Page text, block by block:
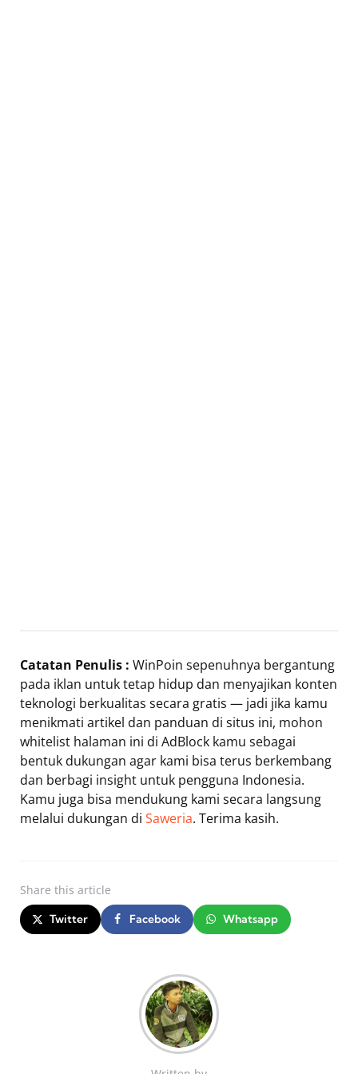
Catatan Penulis : WinPoin sepenuhnya bergantung
pada iklan untuk tetap hidup dan menyajikan konten
teknologi berkualitas secara gratis — jadi jika kamu
menikmati artikel dan panduan di situs ini, mohon
whitelist halaman ini di AdBlock kamu sebagai
bentuk dukungan agar kami bisa terus berkembang
dan berbagi insight untuk pengguna Indonesia.
Kamu juga bisa mendukung kami secara langsung
melalui dukungan di Saweria. Terima kasih.
Share this article
Twitter Facebook Whatsapp